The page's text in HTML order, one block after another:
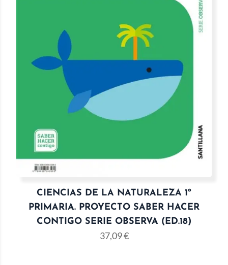
CIENCIAS DE LA NATURALEZA 1º
PRIMARIA. PROYECTO SABER HACER
CONTIGO SERIE OBSERVA (ED.18)
37,09€